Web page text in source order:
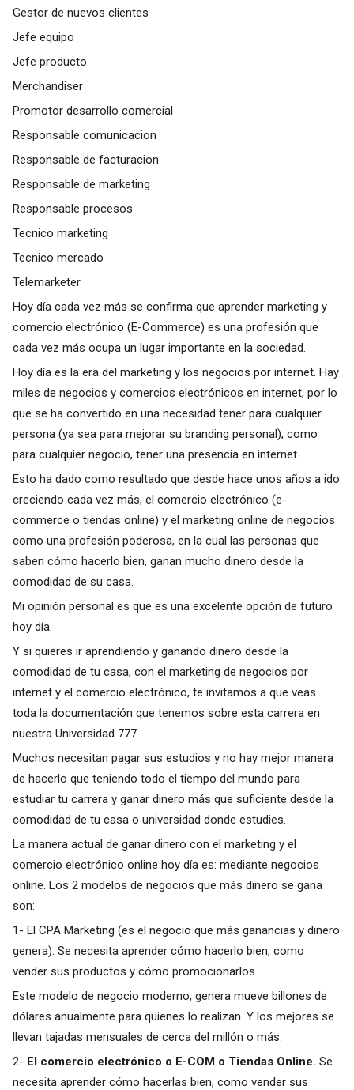
Gestor de nuevos clientes
Jefe equipo
Jefe producto
Merchandiser
Promotor desarrollo comercial
Responsable comunicacion
Responsable de facturacion
Responsable de marketing
Responsable procesos
Tecnico marketing
Tecnico mercado
Telemarketer
Hoy día cada vez más se confirma que aprender marketing y
comercio electrónico (E-Commerce) es una profesión que
cada vez más ocupa un lugar importante en la sociedad.
Hoy día es la era del marketing y los negocios por internet. Hay
miles de negocios y comercios electrónicos en internet, por lo
que se ha convertido en una necesidad tener para cualquier
persona (ya sea para mejorar su branding personal), como
para cualquier negocio, tener una presencia en internet.
Esto ha dado como resultado que desde hace unos años a ido
creciendo cada vez más, el comercio electrónico (e-
commerce o tiendas online) y el marketing online de negocios
como una profesión poderosa, en la cual las personas que
saben cómo hacerlo bien, ganan mucho dinero desde la
comodidad de su casa.
Mi opinión personal es que es una excelente opción de futuro
hoy día.
Y si quieres ir aprendiendo y ganando dinero desde la
comodidad de tu casa, con el marketing de negocios por
internet y el comercio electrónico, te invitamos a que veas
toda la documentación que tenemos sobre esta carrera en
nuestra Universidad 777.
Muchos necesitan pagar sus estudios y no hay mejor manera
de hacerlo que teniendo todo el tiempo del mundo para
estudiar tu carrera y ganar dinero más que suficiente desde la
comodidad de tu casa o universidad donde estudies.
La manera actual de ganar dinero con el marketing y el
comercio electrónico online hoy día es: mediante negocios
online. Los 2 modelos de negocios que más dinero se gana
son:
1- El CPA Marketing (es el negocio que más ganancias y dinero
genera). Se necesita aprender cómo hacerlo bien, como
vender sus productos y cómo promocionarlos.
Este modelo de negocio moderno, genera mueve billones de
dólares anualmente para quienes lo realizan. Y los mejores se
llevan tajadas mensuales de cerca del millón o más.
2- El comercio electrónico o E-COM o Tiendas Online. Se
necesita aprender cómo hacerlas bien, como vender sus